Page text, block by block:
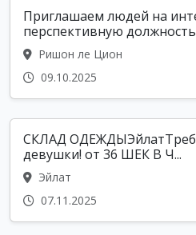
Приглашаем людей на
перспективную должность
Ришон ле Цион
09.10.2025
СКЛАД
девушки! от 36 ШЕК В Ч...
Эйлат
07.11.2025